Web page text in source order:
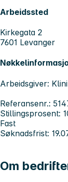
Arbeidssted
Kirkegata 2
7601 Levanger
Arbeidsgiver:
Referansenr.:
Stillingsprosent:
Fast
Søknadsfrist:
Om